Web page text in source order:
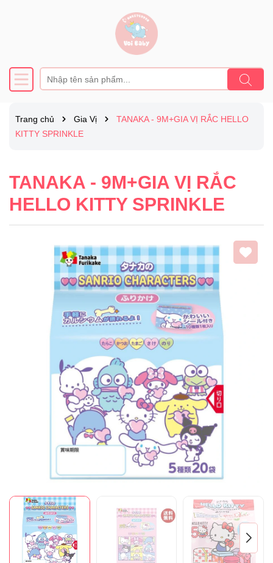
Trang chủ Gia Vị
TANAKA - 9M+GIA VỊ RẮC HELLO
KITTY SPRINKLE
TANAKA - 9M+GIA VỊ RẮC
HELLO KITTY SPRINKLE
Mã giảm giá:
Điều kiện: